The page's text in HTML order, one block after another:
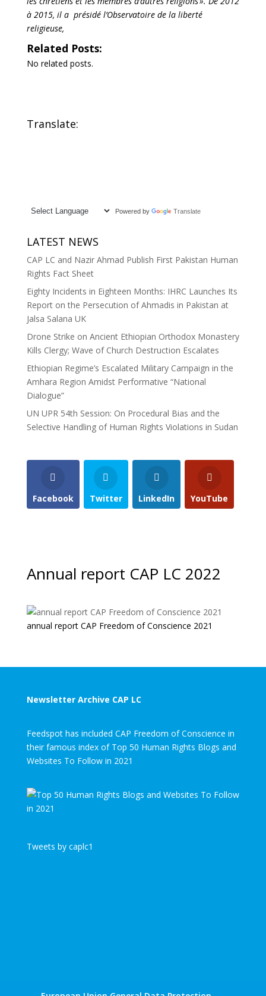
à 2015, il a présidé l’Observatoire de la liberté
religieuse,
Related Posts:
No related posts.
Translate:
Powered by Translate
LATEST NEWS
CAP LC and Nazir Ahmad Publish First Pakistan Human
Rights Fact Sheet
Eighty Incidents in Eighteen Months: IHRC Launches Its
Report on the Persecution of Ahmadis in Pakistan at
Jalsa Salana UK
Drone Strike on Ancient Ethiopian Orthodox Monastery
Kills Clergy; Wave of Church Destruction Escalates
Ethiopian Regime’s Escalated Military Campaign in the
Amhara Region Amidst Performative “National
Dialogue”
UN UPR 54th Session: On Procedural Bias and the
Selective Handling of Human Rights Violations in Sudan
Facebook Twitter LinkedIn YouTube
Annual report CAP LC 2022
annual report CAP Freedom of Conscience 2021
Newsletter Archive CAP LC
Feedspot has included CAP Freedom of Conscience in
their famous index of Top 50 Human Rights Blogs and
Websites To Follow in 2021
Tweets by caplc1